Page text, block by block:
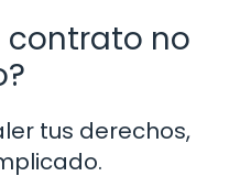
contrato no
tus derechos,